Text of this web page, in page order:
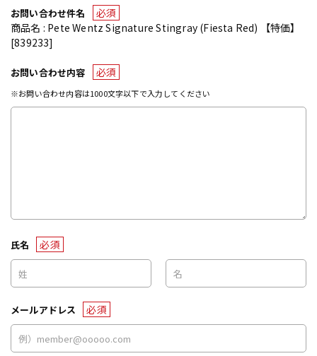
お問い合わせ件名
必須
商品名 : Pete Wentz Signature Stingray (Fiesta Red) 【特価】
[839233]
お問い合わせ内容 必須
※お問い合わせ内容は1000文字以下で入力してください
氏名 必須
メールアドレス 必須